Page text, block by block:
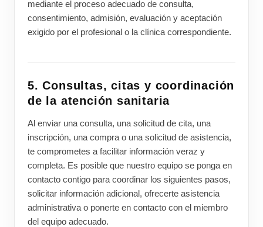
mediante el proceso adecuado de consulta,
consentimiento, admisión, evaluación y aceptación
exigido por el profesional o la clínica correspondiente.
5. Consultas, citas y coordinación
de la atención sanitaria
Al enviar una consulta, una solicitud de cita, una
inscripción, una compra o una solicitud de asistencia,
te comprometes a facilitar información veraz y
completa. Es posible que nuestro equipo se ponga en
contacto contigo para coordinar los siguientes pasos,
solicitar información adicional, ofrecerte asistencia
administrativa o ponerte en contacto con el miembro
del equipo adecuado.